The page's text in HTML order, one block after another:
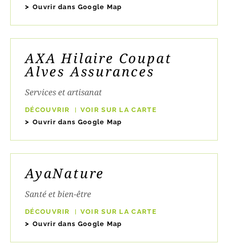
Ouvrir dans Google Map
AXA Hilaire Coupat
Alves Assurances
Services et artisanat
DÉCOUVRIR
VOIR SUR LA CARTE
Ouvrir dans Google Map
AyaNature
Santé et bien-être
DÉCOUVRIR
VOIR SUR LA CARTE
Ouvrir dans Google Map